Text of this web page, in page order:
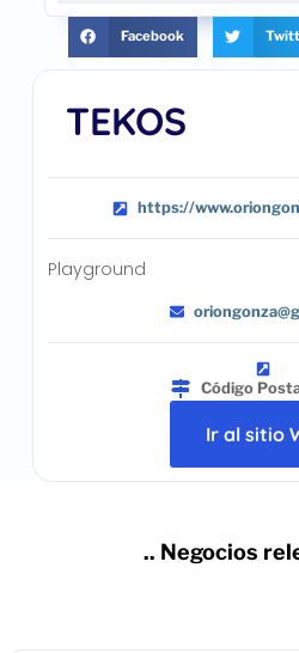
TEKOS
https://
Playground
Código
Ir al sitio
Facebook
.. Negocios